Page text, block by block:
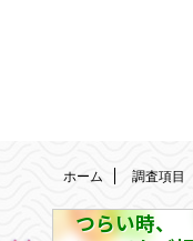
ホーム 調査項目
つらい時、